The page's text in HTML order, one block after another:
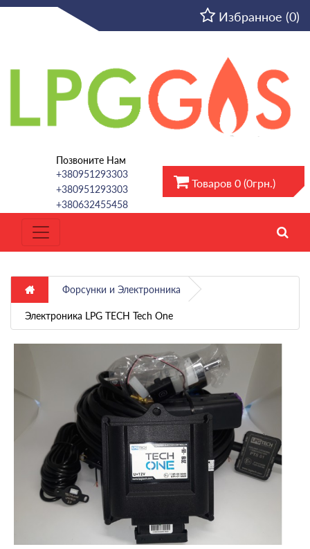
Избранное (0)
Позвоните Нам
+380951293303
+380951293303
+380632455458
Товаров 0 (0грн.)
Форсунки и Электронника
Электроника LPG TECH Tech One